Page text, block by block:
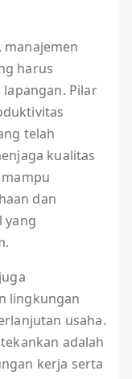
harus
Pilar
telah
kualitas
dan
yang
lingkungan
usaha.
adalah
kerja serta